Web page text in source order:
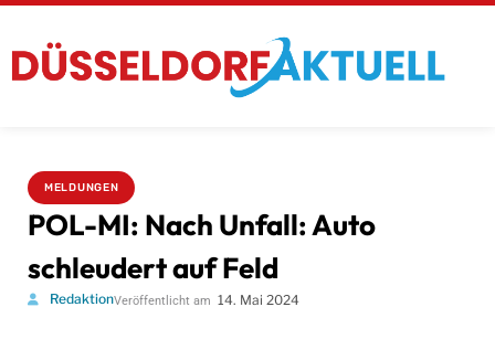
MELDUNGEN
POL-MI: Nach Unfall: Auto
schleudert auf Feld
RedaktionVeröffentlicht am 14. Mai 2024